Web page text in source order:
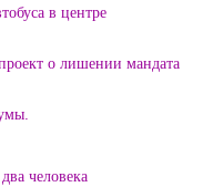
в центре
о лишении мандата
человека